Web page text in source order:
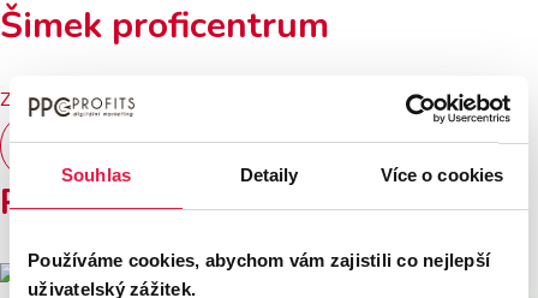
Souhlas Detaily Více o cookies
Používáme cookies, abychom vám zajistili co nejlepší
uživatelský zážitek.
Šimek proficentrum
Zobrazit více
Zobrazit všechny reference
Používáme tyto nástroje